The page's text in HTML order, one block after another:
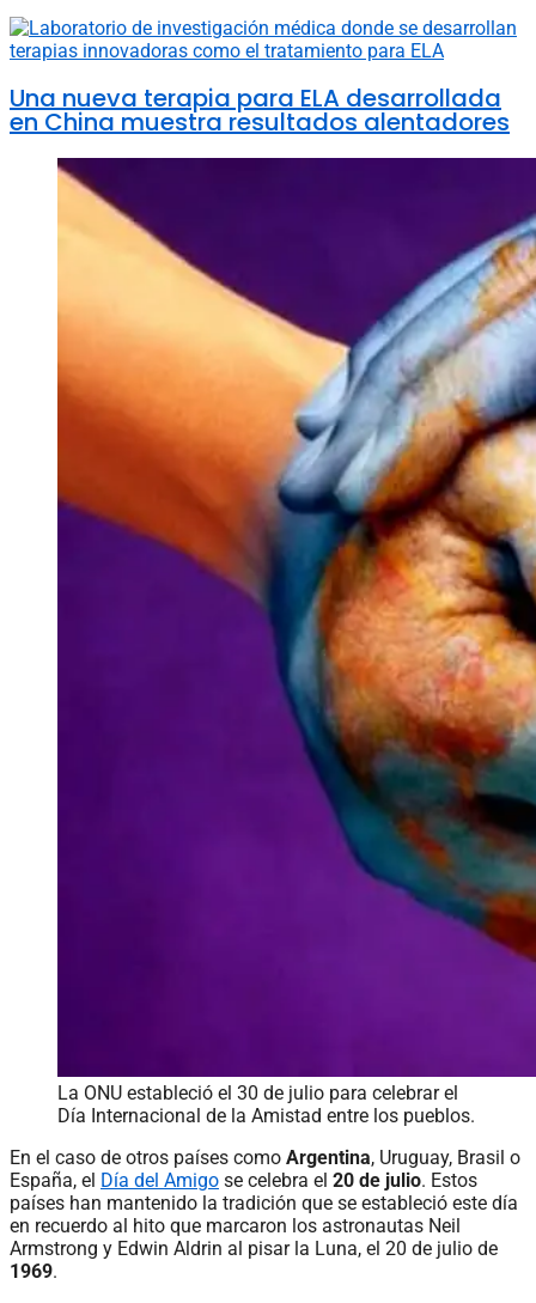
Una nueva terapia para ELA desarrollada
en China muestra resultados alentadores
La ONU estableció el 30 de julio para celebrar el
Día Internacional de la Amistad entre los pueblos.
En el caso de otros países como Argentina, Uruguay, Brasil o
España, el Día del Amigo se celebra el 20 de julio. Estos
países han mantenido la tradición que se estableció este día
en recuerdo al hito que marcaron los astronautas Neil
Armstrong y Edwin Aldrin al pisar la Luna, el 20 de julio de
1969.